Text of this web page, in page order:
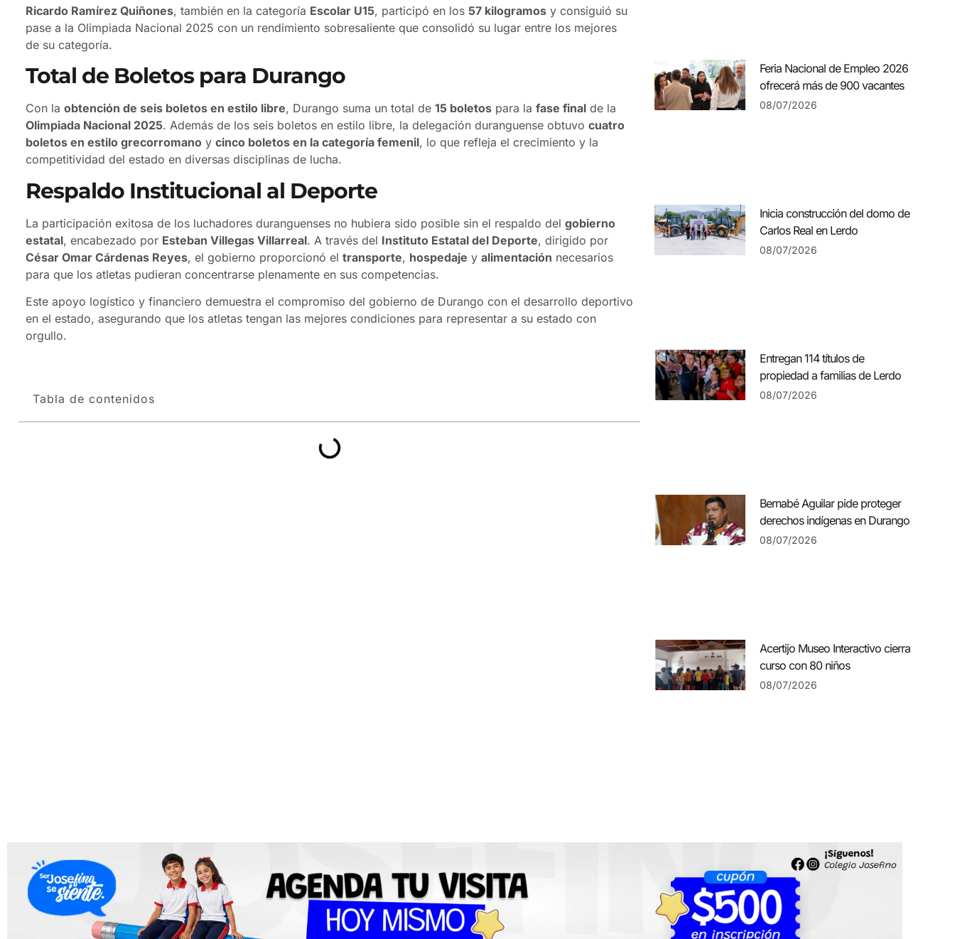
Ricardo Ramírez Quiñones, también en la categoría Escolar U15, participó en los 57 kilogramos y consiguió su
pase a la Olimpiada Nacional 2025 con un rendimiento sobresaliente que consolidó su lugar entre los mejores
de su categoría.
Total de Boletos para Durango
Con la obtención de seis boletos en estilo libre, Durango suma un total de 15 boletos para la fase final de la
Olimpiada Nacional 2025. Además de los seis boletos en estilo libre, la delegación duranguense obtuvo cuatro
boletos en estilo grecorromano y cinco boletos en la categoría femenil, lo que refleja el crecimiento y la
competitividad del estado en diversas disciplinas de lucha.
Respaldo Institucional al Deporte
La participación exitosa de los luchadores duranguenses no hubiera sido posible sin el respaldo del gobierno
estatal, encabezado por Esteban Villegas Villarreal. A través del Instituto Estatal del Deporte, dirigido por
César Omar Cárdenas Reyes, el gobierno proporcionó el transporte, hospedaje y alimentación necesarios
para que los atletas pudieran concentrarse plenamente en sus competencias.
Este apoyo logístico y financiero demuestra el compromiso del gobierno de Durango con el desarrollo deportivo
en el estado, asegurando que los atletas tengan las mejores condiciones para representar a su estado con
orgullo.
Tabla de contenidos
Feria Nacional de Empleo 2026
ofrecerá más de 900 vacantes
08/07/2026
Inicia construcción del domo de
Carlos Real en Lerdo
08/07/2026
Entregan 114 títulos de
propiedad a familias de Lerdo
08/07/2026
Bernabé Aguilar pide proteger
derechos indígenas en Durango
08/07/2026
Acertijo Museo Interactivo cierra
curso con 80 niños
08/07/2026